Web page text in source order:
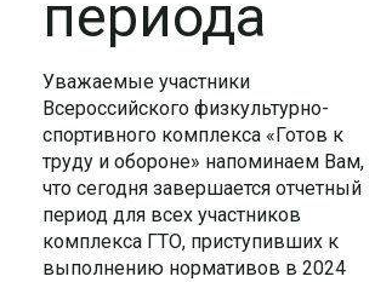
периода
Уважаемые участники
Всероссийского физкультурно-
спортивного комплекса «Готов к
труду и обороне» напоминаем Вам,
что сегодня завершается отчетный
период для всех участников
комплекса ГТО, приступивших к
выполнению нормативов в 2024